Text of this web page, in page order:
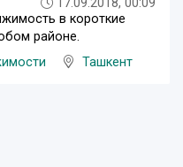
17.09.2018, 00:09
в короткие
районе.
Ташкент